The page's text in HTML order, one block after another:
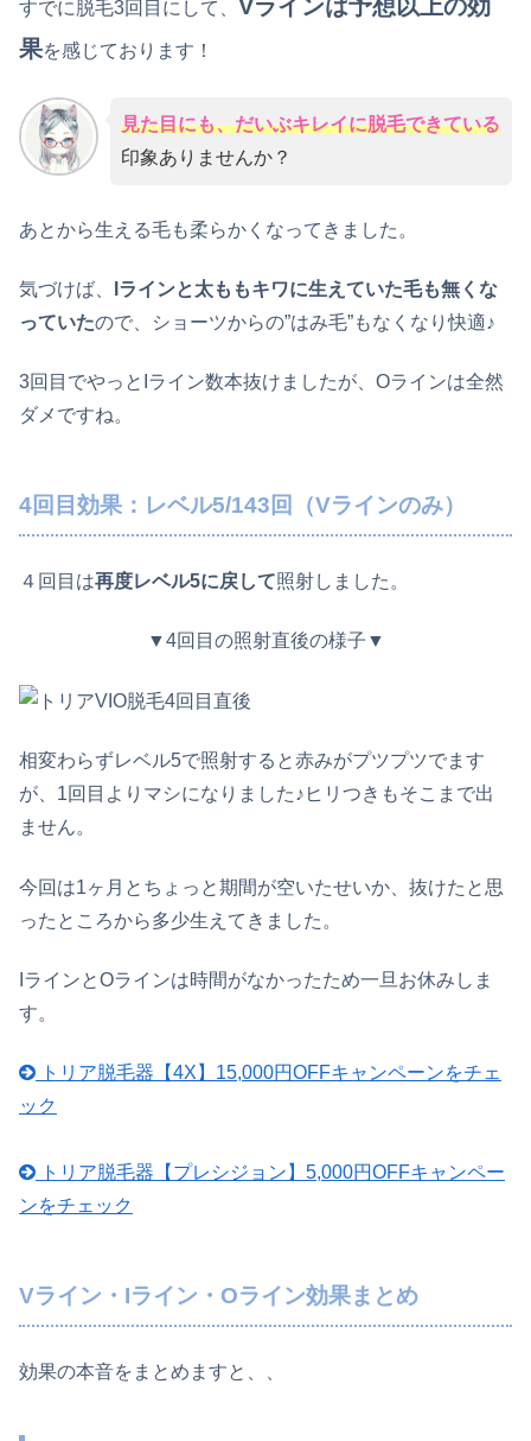
すでに脱毛3回目にして、 Vラインは予想以上の効
果を感じております！
見た目にも、だいぶキレイに脱毛できている
印象ありませんか？
あとから生える毛も柔らかくなってきました。
気づけば、
Iラインと太ももキワに生えていた毛も無くな
っていたので、ショーツからの”はみ毛”もなくなり快適♪
3回目でやっとIライン数本抜けましたが、Oラインは全然
ダメですね。
4回目効果：レベル5/143回（Vラインのみ）
４回目は再度レベル5に戻して照射しました。
▼4回目の照射直後の様子▼
相変わらずレベル5で照射すると赤みがプツプツでます
が、1回目よりマシになりました♪ヒリつきもそこまで出
ません。
今回は1ヶ月とちょっと期間が空いたせいか、抜けたと思
ったところから多少生えてきました。
IラインとOラインは時間がなかったため一旦お休みしま
す。
トリア脱毛器【4X】15,000円OFFキャンペーンをチェ
ック
トリア脱毛器【プレシジョン】5,000円OFFキャンペー
ンをチェック
Vライン・Iライン・Oライン効果まとめ
効果の本音をまとめますと、、